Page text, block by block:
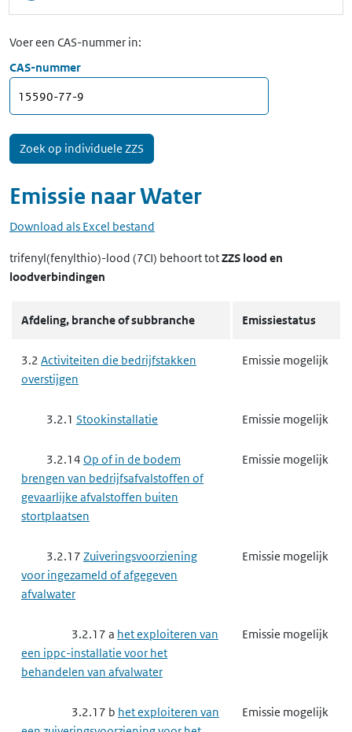
Voer een CAS-nummer in:
CAS-nummer
Emissie naarWater
Download als Excel bestand
trifenyl(fenylthio)-lood (7CI) behoort totZZS lood en
loodverbindingen
Afdeling, branche of subbranche Emissiestatus
3.2 Activiteiten die bedrijfstakken
overstijgen
Emissie mogelijk
3.2.1 Stookinstallatie Emissie mogelijk
3.2.14 Op of in de bodem
brengen van bedrijfsafvalstoffen of
gevaarlijke afvalstoffen buiten
stortplaatsen
Emissie mogelijk
3.2.17 Zuiveringsvoorziening
voor ingezameld of afgegeven
afvalwater
Emissie mogelijk
3.2.17 a het exploiteren van
een ippc-installatie voor het
behandelen van afvalwater
Emissie mogelijk
3.2.17 b het exploiteren van
Emissie mogelijk